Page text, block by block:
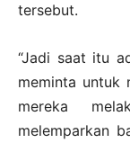
tersebut.
“Jadi saat itu
meminta untuk
mereka
melemparkan